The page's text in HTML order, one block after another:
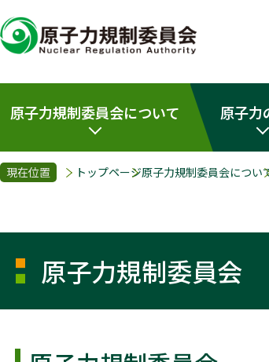
原子力規制委員会について 原子力
現在位置 トップページ原子力規制委員会につい
原子力規制委員会